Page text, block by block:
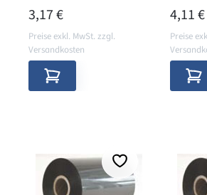
innen, RATIO
REGULÄRER PREIS:
3,17 €
Preise exkl. MwSt. zzgl.
Versandkosten
innen,
4,11 €
Preise